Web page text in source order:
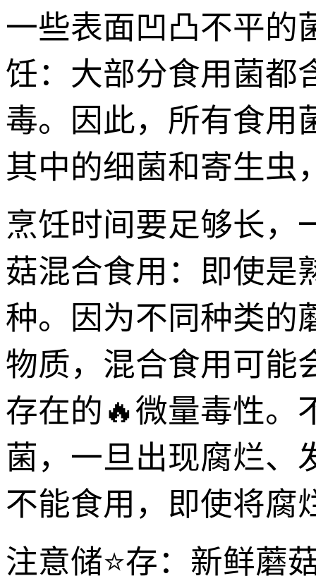
一些表面凹凸不平的
饪：大部分食用菌都
毒。因此，所有食用
其中的细菌和寄生虫
烹饪时间要足够长，
菇混合食用：即使是
种。因为不同种类的
物质，混合食用可能
存在的🔥微量毒性。
菌，一旦出现腐烂、
不能食用，即使将腐
注意储⭐存：新鲜蘑